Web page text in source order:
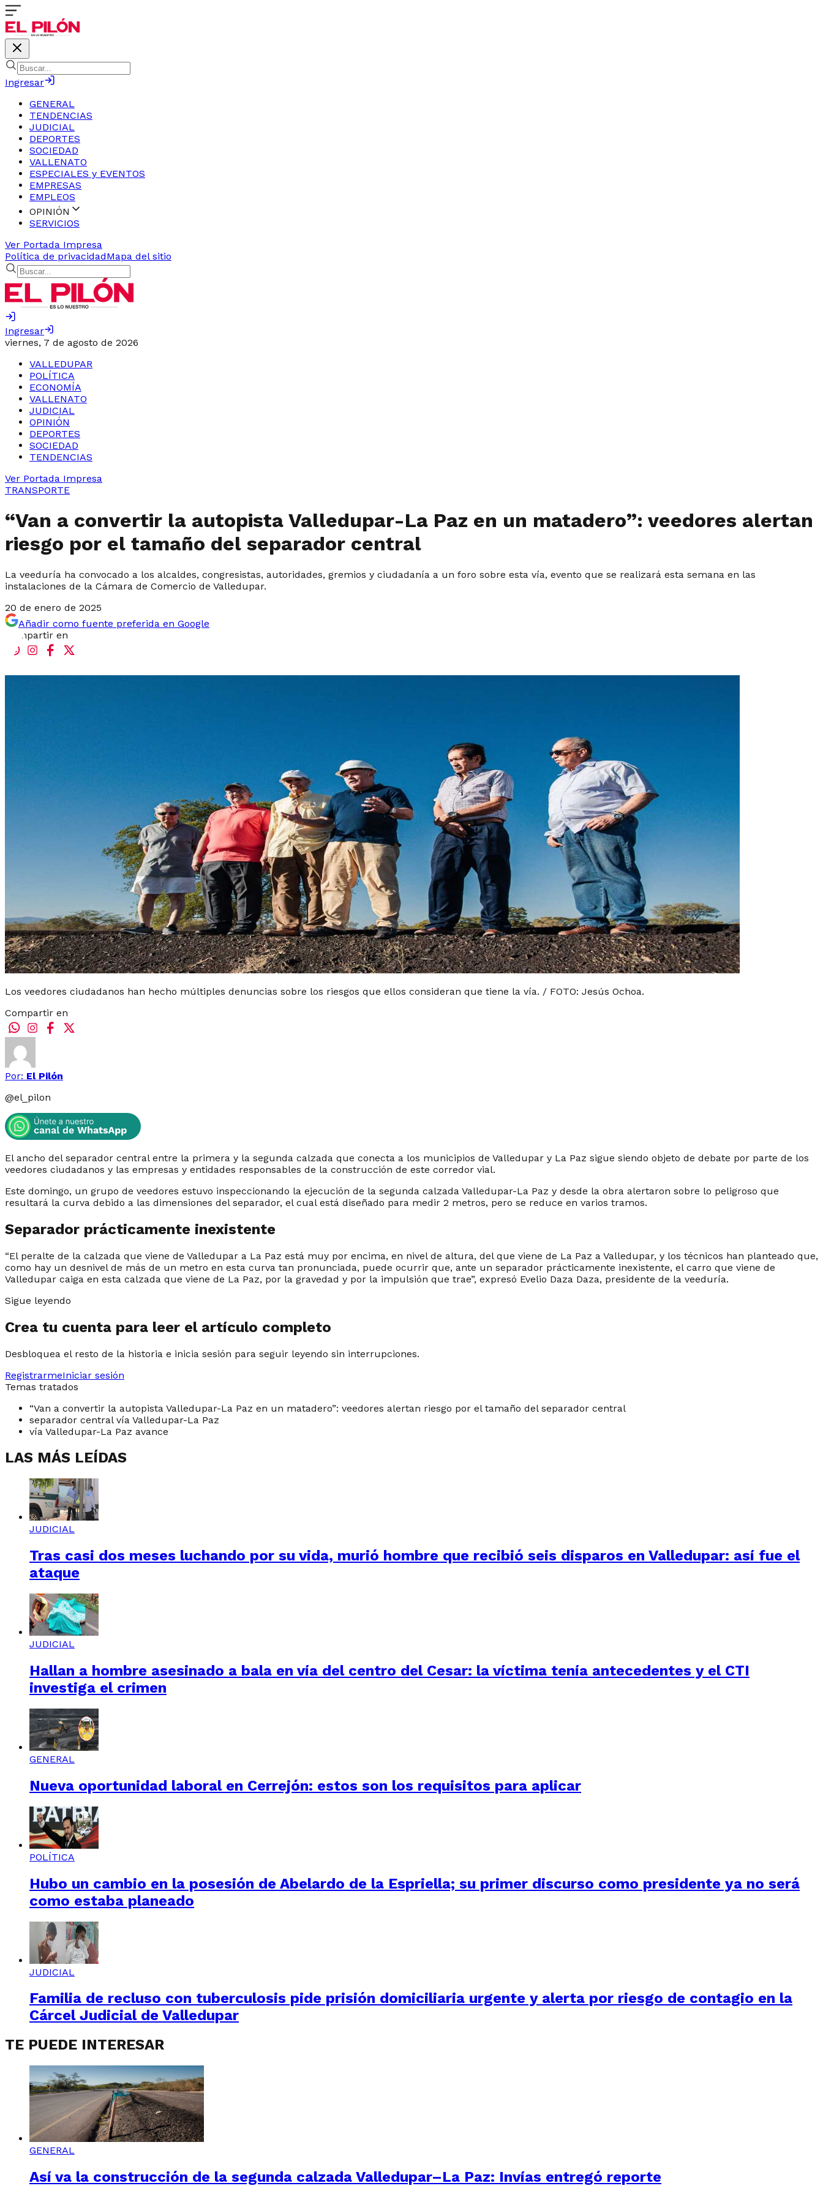
Ingresar
GENERAL
TENDENCIAS
JUDICIAL
DEPORTES
SOCIEDAD
VALLENATO
ESPECIALES y EVENTOS
EMPRESAS
EMPLEOS
OPINIÓN
SERVICIOS
Ver Portada Impresa
Política de privacidadMapa del sitio
Ingresar
viernes, 7 de agosto de 2026
VALLEDUPAR
POLÍTICA
ECONOMÍA
VALLENATO
JUDICIAL
OPINIÓN
DEPORTES
SOCIEDAD
TENDENCIAS
Ver Portada Impresa
TRANSPORTE
“Van a convertir la autopista Valledupar-La Paz en un matadero”: veedores alertan
riesgo por el tamaño del separador central
La veeduría ha convocado a los alcaldes, congresistas, autoridades, gremios y ciudadanía a un foro sobre esta vía, evento que se realizará esta semana en las
instalaciones de la Cámara de Comercio de Valledupar.
20 de enero de 2025
Añadir como fuente preferida en Google
Compartir en
Los veedores ciudadanos han hecho múltiples denuncias sobre los riesgos que ellos consideran que tiene la vía. / FOTO: Jesús Ochoa.
Compartir en
Por: El Pilón
@el_pilon
El ancho del separador central entre la primera y la segunda calzada que conecta a los municipios de Valledupar y La Paz sigue siendo objeto de debate por parte de los
veedores ciudadanos y las empresas y entidades responsables de la construcción de este corredor vial.
Este domingo, un grupo de veedores estuvo inspeccionando la ejecución de la segunda calzada Valledupar-La Paz y desde la obra alertaron sobre lo peligroso que
resultará la curva debido a las dimensiones del separador, el cual está diseñado para medir 2 metros, pero se reduce en varios tramos.
Separador prácticamente inexistente
“El peralte de la calzada que viene de Valledupar a La Paz está muy por encima, en nivel de altura, del que viene de La Paz a Valledupar, y los técnicos han planteado que,
como hay un desnivel de más de un metro en esta curva tan pronunciada, puede ocurrir que, ante un separador prácticamente inexistente, el carro que viene de
Valledupar caiga en esta calzada que viene de La Paz, por la gravedad y por la impulsión que trae”, expresó Evelio Daza Daza, presidente de la veeduría.
Sigue leyendo
Crea tu cuenta para leer el artículo completo
Desbloquea el resto de la historia e inicia sesión para seguir leyendo sin interrupciones.
RegistrarmeIniciar sesión
Temas tratados
“Van a convertir la autopista Valledupar-La Paz en un matadero”: veedores alertan riesgo por el tamaño del separador central
separador central vía Valledupar-La Paz
vía Valledupar-La Paz avance
LAS MÁS LEÍDAS
JUDICIAL
Tras casi dos meses luchando por su vida, murió hombre que recibió seis disparos en Valledupar: así fue el
ataque
JUDICIAL
Hallan a hombre asesinado a bala en vía del centro del Cesar: la víctima tenía antecedentes y el CTI
investiga el crimen
GENERAL
Nueva oportunidad laboral en Cerrejón: estos son los requisitos para aplicar
POLÍTICA
Hubo un cambio en la posesión de Abelardo de la Espriella; su primer discurso como presidente ya no será
como estaba planeado
JUDICIAL
Familia de recluso con tuberculosis pide prisión domiciliaria urgente y alerta por riesgo de contagio en la
Cárcel Judicial de Valledupar
TE PUEDE INTERESAR
GENERAL
Así va la construcción de la segunda calzada Valledupar–La Paz: Invías entregó reporte